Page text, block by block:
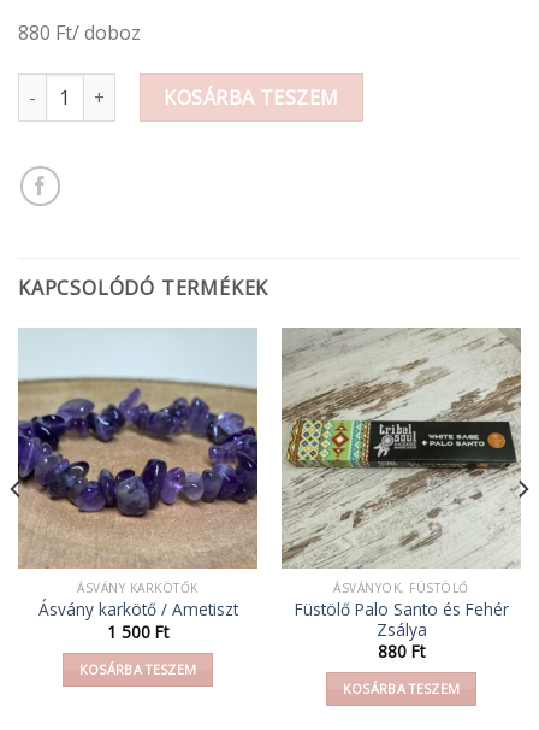
880 Ft/ doboz
Füstölő angyal mennyiségKOSÁRBA TESZEM
KAPCSOLÓDÓ TERMÉKEK
ÁSVÁNY KARKÖTŐK
Ásvány karkötő / Ametiszt
1 500 Ft
KOSÁRBA TESZEM
ÁSVÁNYOK, FÜSTÖLŐ
Füstölő Palo Santo és Fehér
Zsálya
880 Ft
KOSÁRBA TESZEM